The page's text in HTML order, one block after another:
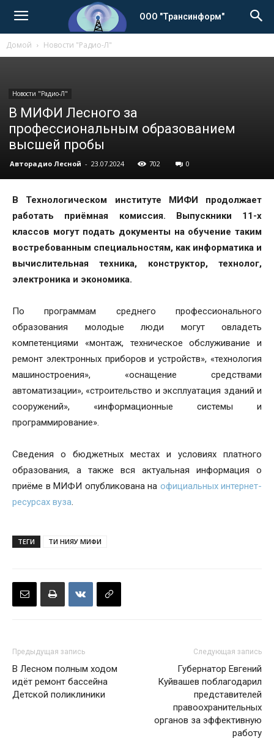
ООО "Трансинформ"
Домой Новости "Радио-Л"
Новости "Радио-Л"
В МИФИ Лесного за
профессиональным образованием
высшей пробы
Авторадио Лесной - 23.07.2024 702 0
В Технологическом институте МИФИ продолжает
работать приёмная комиссия. Выпускники 11-х
классов могут подать документы на обучение таким
востребованным специальностям, как информатика и
вычислительная техника, конструктор, технолог,
электроника и экономика.
По программам среднего профессионального
образования молодые люди могут овладеть
компетенциями «монтаж, техническое обслуживание и
ремонт электронных приборов и устройств», «технология
машиностроения», «оснащение средствами
автоматизации», «строительство и эксплуатация зданий и
сооружений», «информационные системы и
программирование».
Сведения о бюджетных местах и условиях платного
образования, а также вся актуальная информация о
приёме в МИФИ опубликована на официальных интернет-
ресурсах вуза.
ТЕГИ ТИ НИЯУ МИФИ
Предыдущая запись
В Лесном полным ходом
идёт ремонт бассейна
Детской поликлиники
Следующая запись
Губернатор Евгений
Куйвашев поблагодарил
представителей
правоохранительных
органов за эффективную
работу